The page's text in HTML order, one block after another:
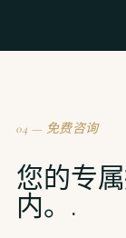
04 — 免费咨询
您的专
内。.